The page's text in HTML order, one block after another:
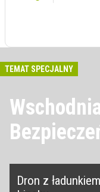
TEMAT SPECJALNY
Dron z